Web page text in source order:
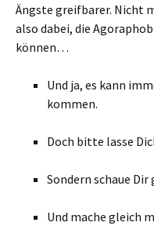
Ängste greifbarer. Nicht
also dabei, die
können…
Und ja, es kann
kommen.
Doch bitte lasse
Sondern schaue Dir
Und mache gleich